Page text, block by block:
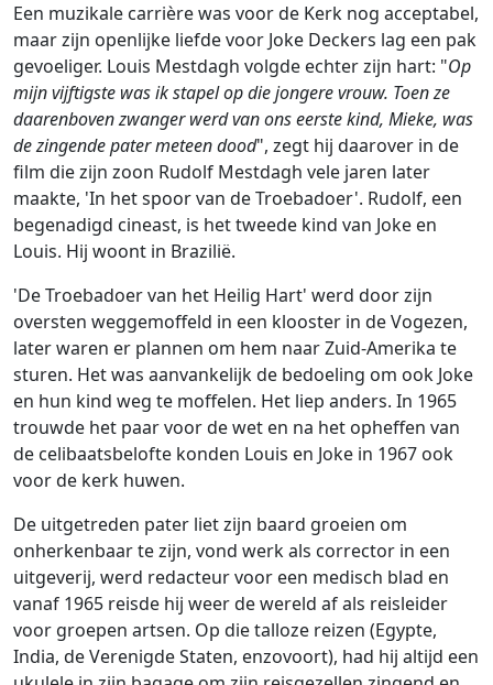
Een muzikale carrière was voor de Kerk nog acceptabel,
maar zijn openlijke liefde voor Joke Deckers lag een pak
gevoeliger. Louis Mestdagh volgde echter zijn hart: "Op
mijn vijftigste was ik stapel op die jongere vrouw. Toen ze
daarenboven zwanger werd van ons eerste kind, Mieke, was
de zingende pater meteen dood", zegt hij daarover in de
film die zijn zoon Rudolf Mestdagh vele jaren later
maakte, 'In het spoor van de Troebadoer'. Rudolf, een
begenadigd cineast, is het tweede kind van Joke en
Louis. Hij woont in Brazilië.
'De Troebadoer van het Heilig Hart' werd door zijn
oversten weggemoffeld in een klooster in de Vogezen,
later waren er plannen om hem naar Zuid-Amerika te
sturen. Het was aanvankelijk de bedoeling om ook Joke
en hun kind weg te moffelen. Het liep anders. In 1965
trouwde het paar voor de wet en na het opheffen van
de celibaatsbelofte konden Louis en Joke in 1967 ook
voor de kerk huwen.
De uitgetreden pater liet zijn baard groeien om
onherkenbaar te zijn, vond werk als corrector in een
uitgeverij, werd redacteur voor een medisch blad en
vanaf 1965 reisde hij weer de wereld af als reisleider
voor groepen artsen. Op die talloze reizen (Egypte,
India, de Verenigde Staten, enzovoort), had hij altijd een